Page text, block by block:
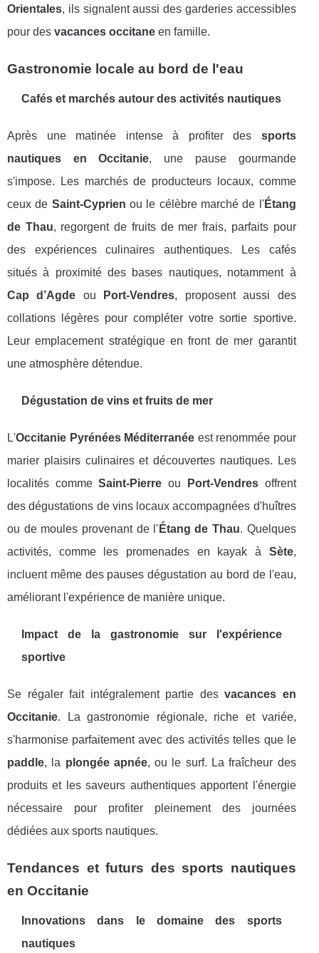
Orientales, ils signalent aussi des garderies accessibles
pour des vacances occitane en famille.
Gastronomie locale au bord de l'eau
Cafés et marchés autour des activités nautiques
Après une matinée intense à profiter des sports
nautiques en Occitanie, une pause gourmande
s'impose. Les marchés de producteurs locaux, comme
ceux de Saint-Cyprien ou le célèbre marché de l'Étang
de Thau, regorgent de fruits de mer frais, parfaits pour
des expériences culinaires authentiques. Les cafés
situés à proximité des bases nautiques, notamment à
Cap d’Agde ou Port-Vendres, proposent aussi des
collations légères pour compléter votre sortie sportive.
Leur emplacement stratégique en front de mer garantit
une atmosphère détendue.
Dégustation de vins et fruits de mer
L'Occitanie Pyrénées Méditerranée est renommée pour
marier plaisirs culinaires et découvertes nautiques. Les
localités commeSaint-Pierre ou Port-Vendresoffrent
des dégustations de vins locaux accompagnées d'huîtres
ou de moules provenant de l' Étang de Thau. Quelques
activités, comme les promenades en kayak à Sète,
incluent même des pauses dégustation au bord de l'eau,
améliorant l'expérience de manière unique.
Impact de la gastronomie sur l'expérience
sportive
Se régaler fait intégralement partie desvacances en
Occitanie. La gastronomie régionale, riche et variée,
s'harmonise parfaitement avec des activités telles que le
paddle, la plongée apnée, ou le surf. La fraîcheur des
produits et les saveurs authentiques apportent l'énergie
nécessaire pour profiter pleinement des journées
dédiées aux sports nautiques.
Tendances et futurs des sports nautiques
en Occitanie
Innovations dans le domaine des sports
nautiques